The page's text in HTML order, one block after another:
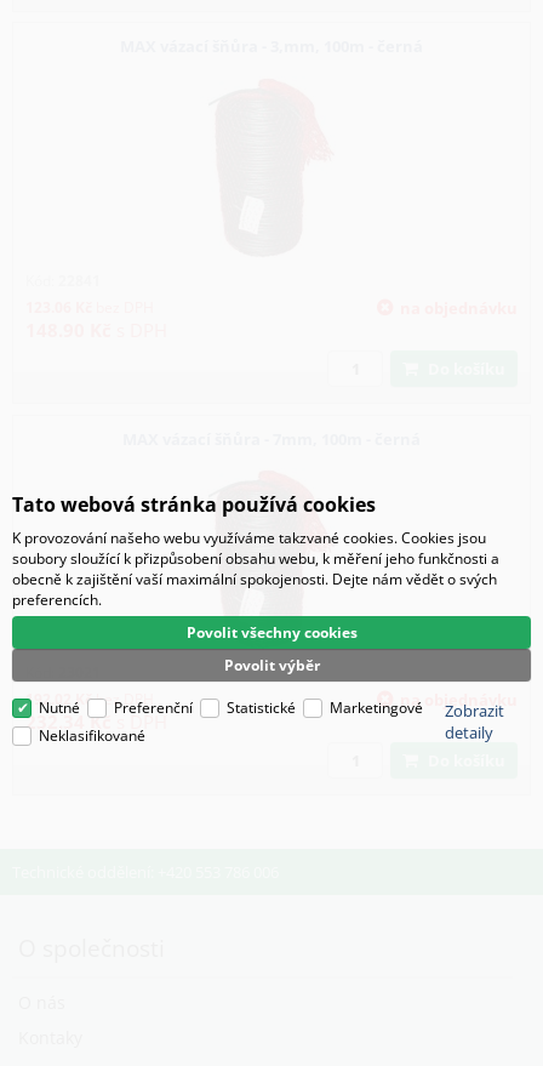
192.02
Kčbez DPH
232.34 Kč
na objednávku
Tato webová stránka používá cookies
K provozování našeho webu využíváme takzvané cookies. Cookies jsou
soubory sloužící k přizpůsobení obsahu webu, k měření jeho funkčnosti a
obecně k zajištění vaší maximální spokojenosti. Dejte nám vědět o svých
preferencích.
Povolit výběr
Povolit všechny cookies
Nutné Preferenční Statistické
Marketingové
Neklasifikované
Zobrazit
detaily